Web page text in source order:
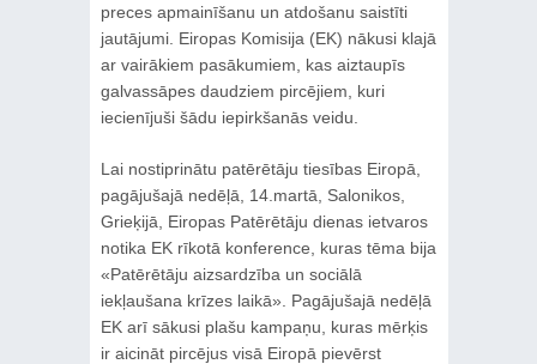
preces apmainīšanu un atdošanu saistīti
jautājumi. Eiropas Komisija (EK) nākusi klajā
ar vairākiem pasākumiem, kas aiztaupīs
galvassāpes daudziem pircējiem, kuri
iecienījuši šādu iepirkšanās veidu.
Lai nostiprinātu patērētāju tiesības Eiropā,
pagājušajā nedēļā, 14.martā, Salonikos,
Grieķijā, Eiropas Patērētāju dienas ietvaros
notika EK rīkotā konference, kuras tēma bija
«Patērētāju aizsardzība un sociālā
iekļaušana krīzes laikā». Pagājušajā nedēļā
EK arī sākusi plašu kampaņu, kuras mērķis
ir aicināt pircējus visā Eiropā pievērst